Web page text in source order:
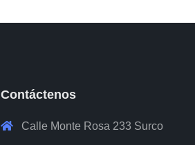
Contáctenos
Calle Monte Rosa 233 Surco